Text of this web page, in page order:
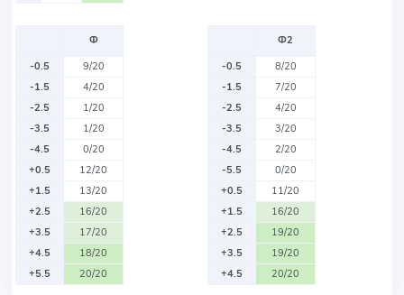
Ф
-0.5
9/20
-1.5
4/20
-2.5
1/20
-3.5
1/20
-4.5
0/20
+0.5
12/20
+1.5
13/20
+2.5
16/20
+3.5
17/20
+4.5
18/20
+5.5
20/20
Ф2
-0.5
8/20
-1.5
7/20
-2.5
4/20
-3.5
3/20
-4.5
2/20
-5.5
0/20
+0.5
11/20
+1.5
16/20
+2.5
19/20
+3.5
19/20
+4.5
20/20